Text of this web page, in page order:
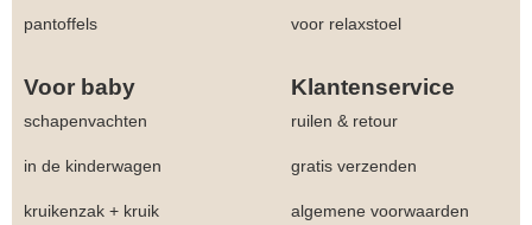
pantoffels voor relaxstoel
Voor baby Klantenservice
schapenvachten ruilen & retour
in de kinderwagen gratis verzenden
kruikenzak + kruik algemene voorwaarden